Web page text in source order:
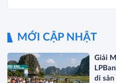
MỚI CẬP NHẬT
Giải
di sản